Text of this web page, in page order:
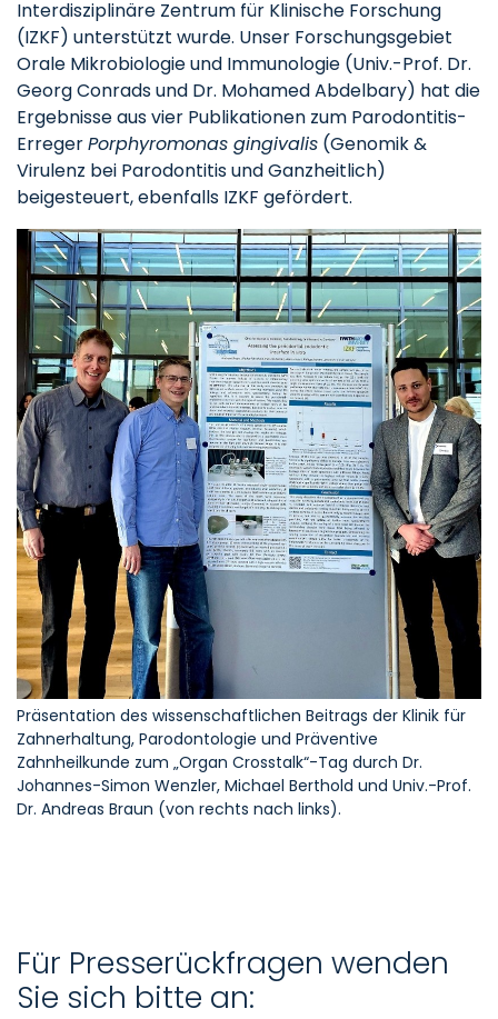
Interdisziplinäre Zentrum für Klinische Forschung
(IZKF) unterstützt wurde. Unser Forschungsgebiet
Orale Mikrobiologie und Immunologie (Univ.-Prof. Dr.
Georg Conrads und Dr. Mohamed Abdelbary) hat die
Ergebnisse aus vier Publikationen zum Parodontitis-
ErregerPorphyromonas gingivalis (Genomik &
Virulenz bei Parodontitis und Ganzheitlich)
beigesteuert, ebenfalls IZKF gefördert.
Präsentation des wissenschaftlichen Beitrags der Klinik für
Zahnerhaltung, Parodontologie und Präventive
Zahnheilkunde zum „Organ Crosstalk“-Tag durch Dr.
Johannes-Simon Wenzler, Michael Berthold und Univ.-Prof.
Dr. Andreas Braun (von rechts nach links).
Für Presserückfragen wenden
Sie sich bitte an: